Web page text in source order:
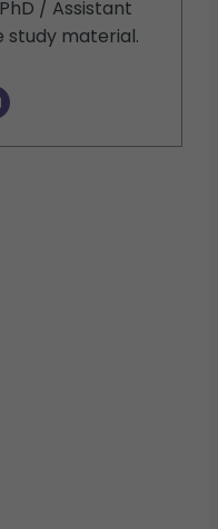
/ Assistant
study material.